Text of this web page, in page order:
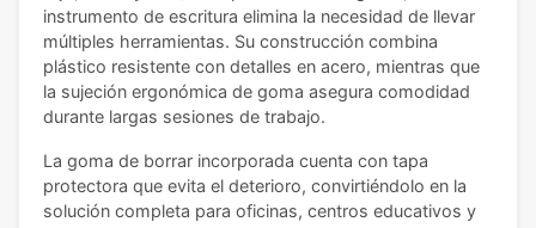
instrumento de escritura elimina la necesidad de llevar
múltiples herramientas. Su construcción combina
plástico resistente con detalles en acero, mientras que
la sujeción ergonómica de goma asegura comodidad
durante largas sesiones de trabajo.
La goma de borrar incorporada cuenta con tapa
protectora que evita el deterioro, convirtiéndolo en la
solución completa para oficinas, centros educativos y